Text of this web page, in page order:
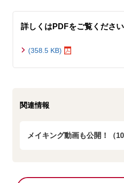
詳しくはPDFをご覧ください
(358.5 KB)
関連情報
メイキング動画も公開！（10